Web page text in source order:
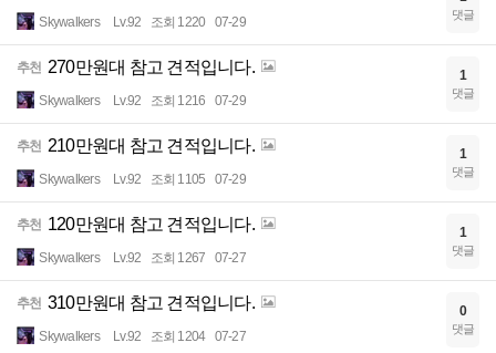
Skywalkers Lv.92 조회 1220 07-29 댓글
추천 270만원대 참고 견적입니다.
Skywalkers Lv.92 조회 1216 07-29
1
댓글
추천 210만원대 참고 견적입니다.
Skywalkers Lv.92 조회 1105 07-29
1
댓글
추천 120만원대 참고 견적입니다.
Skywalkers Lv.92 조회 1267 07-27
1
댓글
추천 310만원대 참고 견적입니다.
Skywalkers Lv.92 조회 1204 07-27
0
댓글